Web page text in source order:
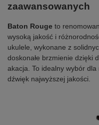
zaawansowanych
Baton Rouge to
wysoką jakość i
ukulele, wykonane z
doskonałe brzmienie dzięki
akacja. To idealny wybór
dźwięk najwyższej jakości.